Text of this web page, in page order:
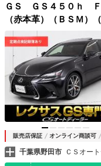
ＧＳ ＧＳ４５０ｈ Ｆ
（赤本革）（ＢＳＭ）
ＳＤナビ）（エアシー
ヒーター）（シートメ
販売店保証 オンライン商談可
千葉県野田市